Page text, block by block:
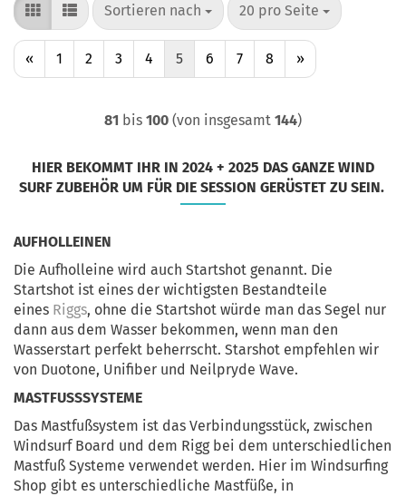
Sortieren nach
Sortieren nach 20 pro Seite
pro Seite
« 1 2 3 4 5 6 7 8 »
81 bis 100 (von insgesamt 144)
HIER BEKOMMT IHR IN 2024 + 2025 DAS GANZE WIND
SURF ZUBEHÖR UM FÜR DIE SESSION GERÜSTET ZU SEIN.
AUFHOLLEINEN
Die Aufholleine wird auch Startshot genannt. Die
Startshot ist eines der wichtigsten Bestandteile
eines Riggs, ohne die Startshot würde man das Segel nur
dann aus dem Wasser bekommen, wenn man den
Wasserstart perfekt beherrscht. Starshot empfehlen wir
von Duotone, Unifiber und Neilpryde Wave.
MASTFUSSSYSTEME
Das Mastfußsystem ist das Verbindungsstück, zwischen
Windsurf Board und dem Rigg bei dem unterschiedlichen
Mastfuß Systeme verwendet werden. Hier im Windsurfing
Shop gibt es unterschiedliche Mastfüße, in